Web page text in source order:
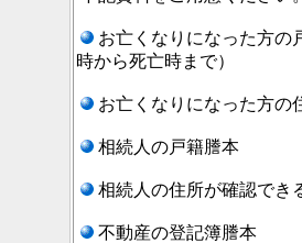
お亡くなりになった方の
時から死亡時まで）
お亡くなりになった方の
相続人の戸籍謄本
相続人の住所が確認でき
不動産の登記簿謄本